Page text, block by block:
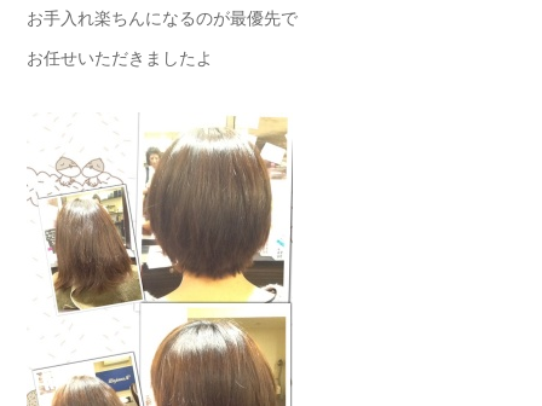
お手入れ楽ちんになるのが最優先で
お任せいただきましたよ